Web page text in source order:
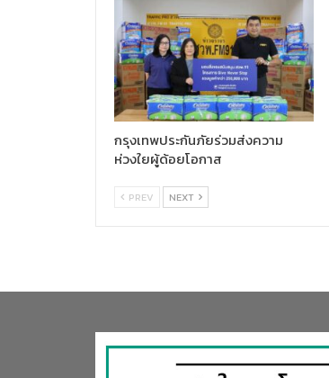
กรุงเทพประกันภัยร่วมส่งความ
ห่วงใยผู้ด้อยโอกาส
PREV NEXT